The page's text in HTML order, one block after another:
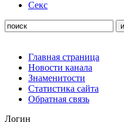
Секс
Главная страница
Новости канала
Знаменитости
Статистика сайта
Обратная связь
Логин